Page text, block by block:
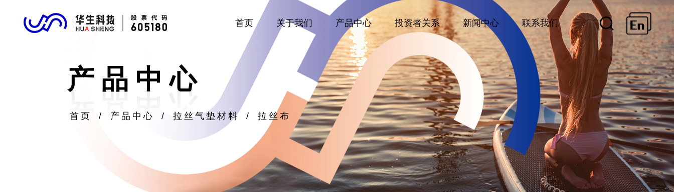
首页 关于我们 产品中心 投资者关系 新闻中心 联系我们
产品中心
首页 / 产品中心 / 拉丝气垫材料 / 拉丝布